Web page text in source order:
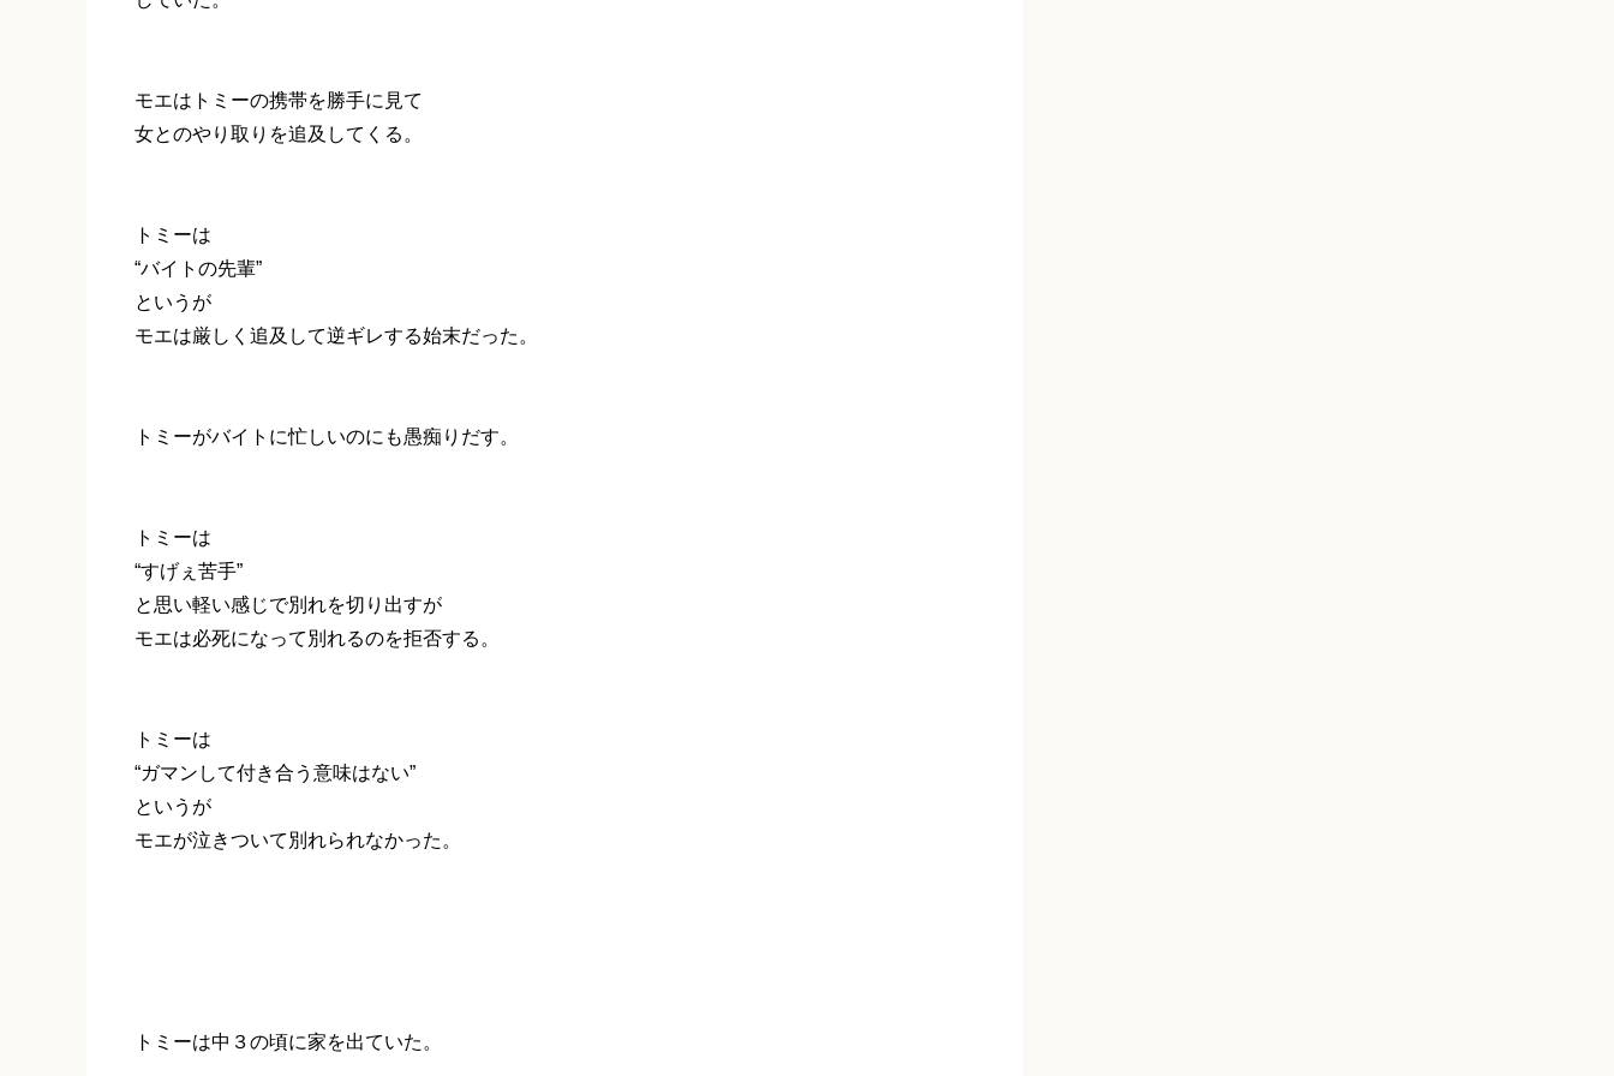
モエはトミーの携帯を勝手に見て
女とのやり取りを追及してくる。
トミーは
“バイトの先輩”
というが
モエは厳しく追及して逆ギレする始末だった。
トミーがバイトに忙しいのにも愚痴りだす。
トミーは
“すげぇ苦手”
と思い軽い感じで別れを切り出すが
モエは必死になって別れるのを拒否する。
トミーは
“ガマンして付き合う意味はない”
というが
モエが泣きついて別れられなかった。
トミーは中３の頃に家を出ていた。